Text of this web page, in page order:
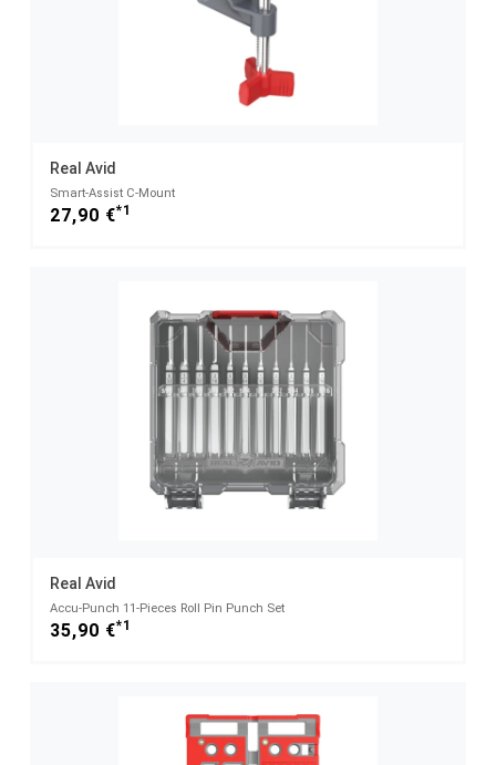
Real Avid
Smart-Assist C-Mount
27,90 €*1
Real Avid
Accu-Punch 11-Pieces Roll Pin Punch Set
35,90 €*1